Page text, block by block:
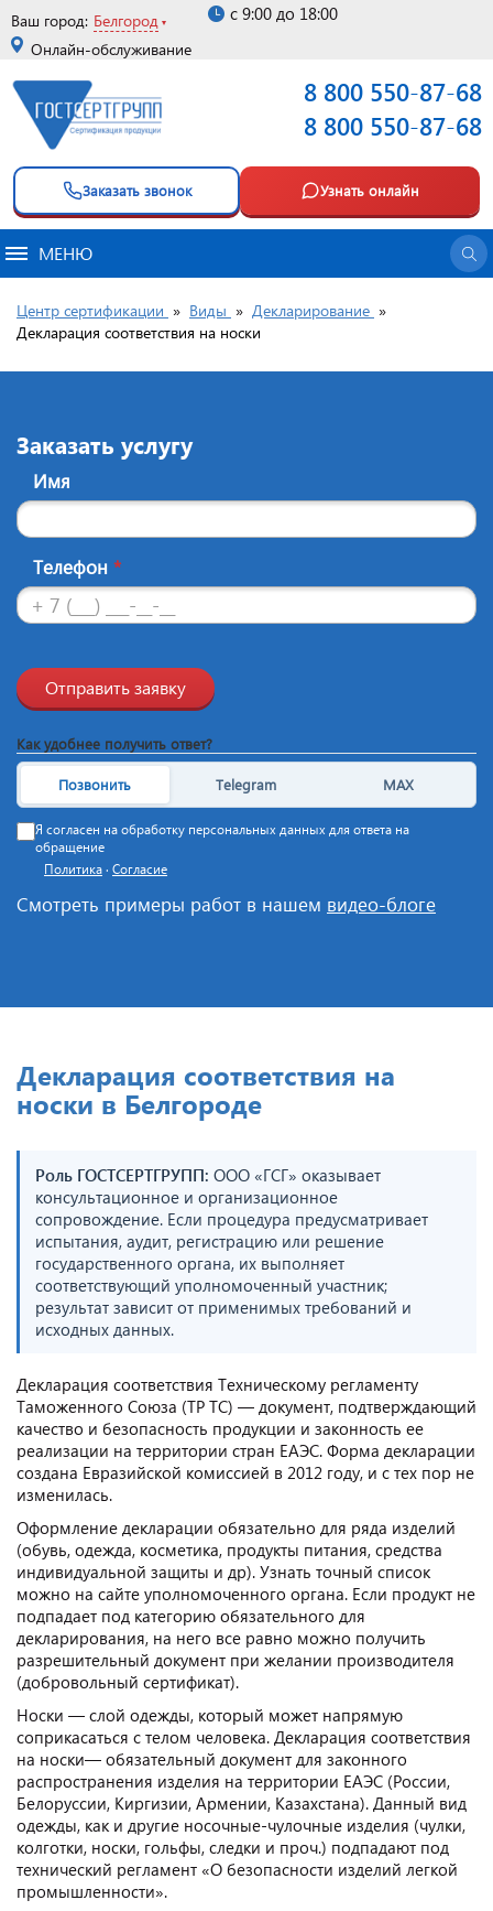
Ваш город: Белгород
Онлайн-обслуживание
с 9:00 до 18:00
8 800 550-87-68
8 800 550-87-68
Заказать звонок Узнать онлайн
МЕНЮ
Центр сертификации » Виды » Декларирование »
Декларация соответствия на носки
Заказать услугу
Имя
Телефон *
Отправить заявку
Как удобнее получить ответ?
Позвонить Telegram MAX
Я согласен на обработку персональных данных для ответа на
обращение
Политика · Согласие
Смотреть примеры работ в нашем видео-блоге
Декларация соответствия на
носки в Белгороде
Роль ГОСТСЕРТГРУПП: ООО «ГСГ» оказывает
консультационное и организационное
сопровождение. Если процедура предусматривает
испытания, аудит, регистрацию или решение
государственного органа, их выполняет
соответствующий уполномоченный участник;
результат зависит от применимых требований и
исходных данных.
Декларация соответствия Техническому регламенту
Таможенного Союза (ТР ТС) — документ, подтверждающий
качество и безопасность продукции и законность ее
реализации на территории стран ЕАЭС. Форма декларации
создана Евразийской комиссией в 2012 году, и с тех пор не
изменилась.
Оформление декларации обязательно для ряда изделий
(обувь, одежда, косметика, продукты питания, средства
индивидуальной защиты и др). Узнать точный список
можно на сайте уполномоченного органа. Если продукт не
подпадает под категорию обязательного для
декларирования, на него все равно можно получить
разрешительный документ при желании производителя
(добровольный сертификат).
Носки — слой одежды, который может напрямую
соприкасаться с телом человека. Декларация соответствия
на носки— обязательный документ для законного
распространения изделия на территории ЕАЭС (России,
Белоруссии, Киргизии, Армении, Казахстана). Данный вид
одежды, как и другие носочные-чулочные изделия (чулки,
колготки, носки, гольфы, следки и проч.) подпадают под
технический регламент «О безопасности изделий легкой
промышленности».